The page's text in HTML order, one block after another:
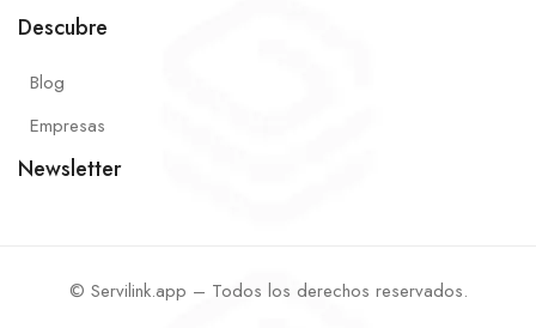
Descubre
Blog
Empresas
Newsletter
© Servilink.app – Todos los derechos reservados.